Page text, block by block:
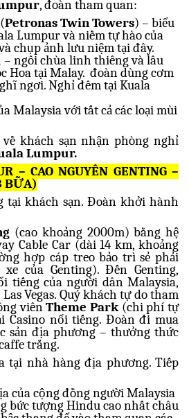
, đoàn tham quan:
(Petronas Twin Towers) – biểu
Lumpur và niềm tự hào của
chụp ảnh lưu niệm tại đây.
– ngôi chùa linh thiêng và lâu
Hoa tại Malay. đoàn dùng cơm
ngơi. Nghỉ đêm tại Kuala
Malaysia với tất cả các loại mùi
khách sạn nhận phòng nghỉ
Lumpur.
– CAO NGUYÊN GENTING –
BỮA)
tại khách sạn. Đoàn khởi hành
(cao khoảng 2000m) bằng hệ
Cable Car (dài 14 km, khoảng
hợp cáp treo bảo trì sẻ phải
của Genting). Đến Genting,
tiếng của người dân Malaysia,
Vegas. Quý khách tự do tham
viênTheme Park(chi phí tự
Casino nổi tiếng. Đoàn đi mua
sản địa phương – thưởng thức
trắng.
tại nhà hàng địa phương. Tiếp
của cộng đồng người Malaysia
bức tượng Hindu cao nhất châu